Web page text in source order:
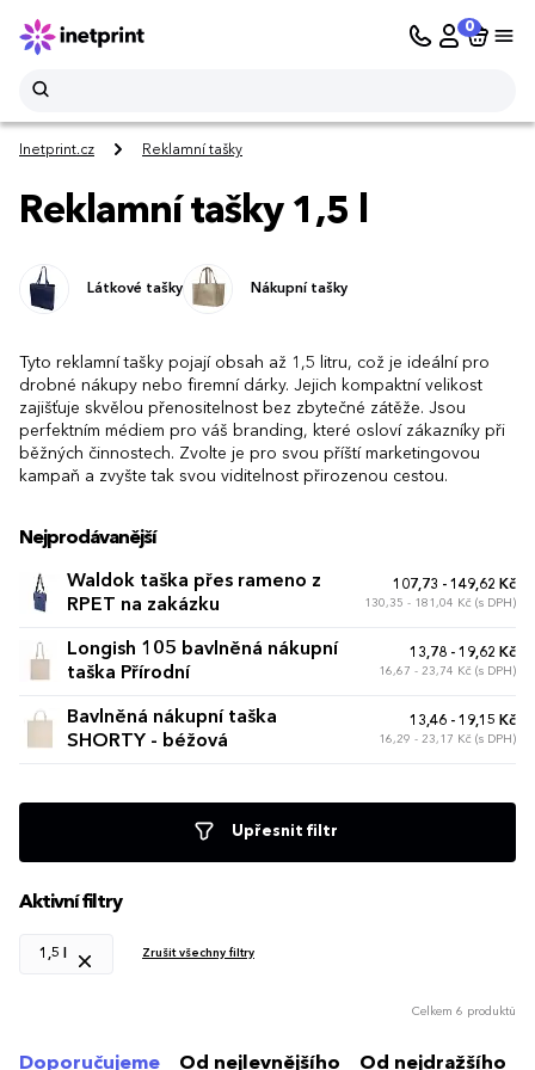
0
Inetprint.cz Reklamní tašky
Reklamní tašky 1,5 l
Látkové tašky Nákupní tašky
Tyto reklamní tašky pojají obsah až 1,5 litru, což je ideální pro
drobné nákupy nebo firemní dárky. Jejich kompaktní velikost
zajišťuje skvělou přenositelnost bez zbytečné zátěže. Jsou
perfektním médiem pro váš branding, které osloví zákazníky při
běžných činnostech. Zvolte je pro svou příští marketingovou
kampaň a zvyšte tak svou viditelnost přirozenou cestou.
Nejprodávanější
Waldok taška přes rameno z
RPET na zakázku
107,73 - 149,62 Kč
130,35 - 181,04 Kč (s DPH)
Longish 105 bavlněná nákupní
taška Přírodní
13,78 - 19,62 Kč
16,67 - 23,74 Kč (s DPH)
Bavlněná nákupní taška
SHORTY - béžová
13,46 - 19,15 Kč
16,29 - 23,17 Kč (s DPH)
Upřesnit filtr
Aktivní filtry
1,5 l Zrušit všechny filtry
Celkem 6 produktů
Doporučujeme Od nejlevnějšího Od nejdražšího